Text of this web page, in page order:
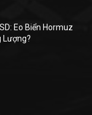
Eo Biển Hormuz
Lượng?